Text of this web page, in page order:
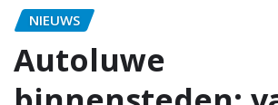
NIEUWS
Autoluwe